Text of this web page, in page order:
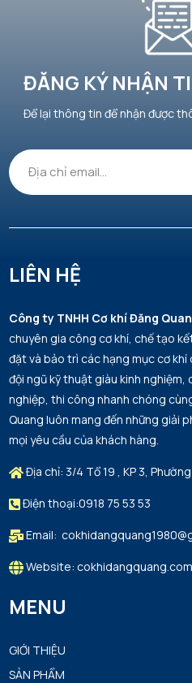
ĐĂNG KÝ NHẬN
Để lại thông tin để nhận được
LIÊN HỆ
Công ty TNHH Cơ khí Đăng
chuyên gia công cơ khí, chế tạo
đặt và bảo trì các hạng mục cơ
đội ngũ kỹ thuật giàu kinh nghiệm,
nghiệp, thi công nhanh chóng
Quang luôn mang đến những giải
mọi yêu cầu của khách hàng.
Địa chỉ: 3/4 Tổ 19 , KP 3,
Điện thoại:0918 75 53 53
Email:
Website: cokhidangquang.com
MENU
GIỚI THIỆU
SẢN PHẨM